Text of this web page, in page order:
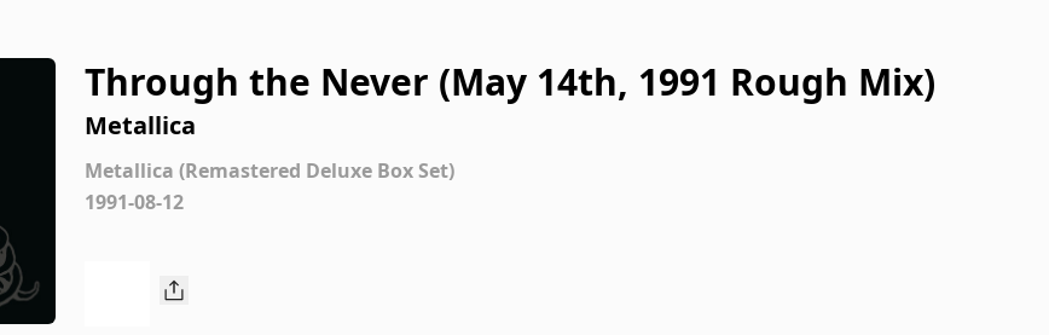
Through the Never (May 14th, 1991 Rough Mix)
Metallica
Metallica (Remastered Deluxe Box Set)
1991-08-12